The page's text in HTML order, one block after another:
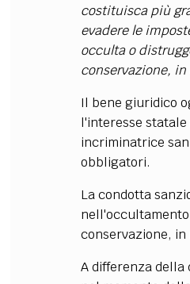
costituisca più
evadere le
occulta o
conservazione,
Il bene giuridico
l'interesse
incriminatrice
obbligatori.
La condotta
nell'
conservazione,
A differenza